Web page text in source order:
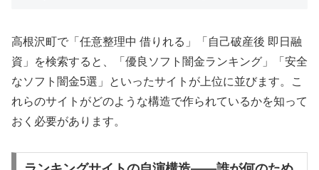
高根沢町で「任意整理中 借りれる」「自己破産後 即日融
資」を検索すると、「優良ソフト闇金ランキング」「安全
なソフト闇金5選」といったサイトが上位に並びます。こ
れらのサイトがどのような構造で作られているかを知って
おく必要があります。